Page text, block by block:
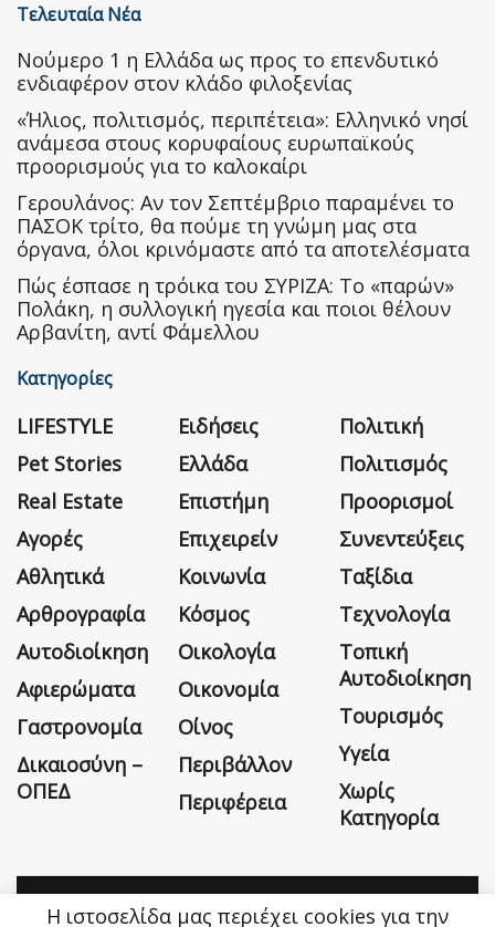
Τελευταία Νέα
Nούμερο 1 η Ελλάδα ως προς το επενδυτικό
ενδιαφέρον στον κλάδο φιλοξενίας
«Ήλιος, πολιτισμός, περιπέτεια»: Ελληνικό νησί
ανάμεσα στους κορυφαίους ευρωπαϊκούς
προορισμούς για το καλοκαίρι
Γερουλάνος: Αν τον Σεπτέμβριο παραμένει το
ΠΑΣΟΚ τρίτο, θα πούμε τη γνώμη μας στα
όργανα, όλοι κρινόμαστε από τα αποτελέσματα
Πώς έσπασε η τρόικα του ΣΥΡΙΖΑ: Το «παρών»
Πολάκη, η συλλογική ηγεσία και ποιοι θέλουν
Αρβανίτη, αντί Φάμελλου
Κατηγορίες
LIFESTYLE
Pet Stories
Real Estate
Αγορές
Αθλητικά
Αρθρογραφία
Αυτοδιοίκηση
Αφιερώματα
Γαστρονομία
Δικαιοσύνη –
ΟΠΕΔ
Ειδήσεις
Ελλάδα
Επιστήμη
Επιχειρείν
Κοινωνία
Κόσμος
Οικολογία
Οικονομία
Οίνος
Περιβάλλον
Περιφέρεια
Πολιτική
Πολιτισμός
Προορισμοί
Συνεντεύξεις
Ταξίδια
Τεχνολογία
Τοπική
Αυτοδιοίκηση
Τουρισμός
Υγεία
Χωρίς
Κατηγορία
Η ιστοσελίδα μας περιέχει cookies για την